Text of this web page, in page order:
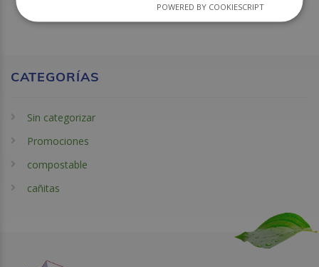
CATEGORÍAS
Sin categorizar
Promociones
compostable
cañitas
POWERED BY COOKIESCRIPT